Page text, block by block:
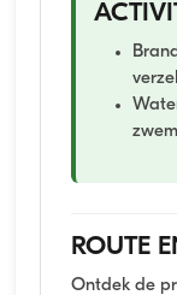
ROUTE
Ontdek de